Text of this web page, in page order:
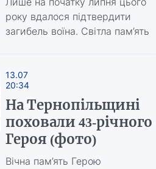
року вдалося підтвердити
загибель воїна. Світла пам’ять
13.07
20:34
На Тернопільщині
поховали 43-річного
Героя (фото)
Вічна пам’ять Герою